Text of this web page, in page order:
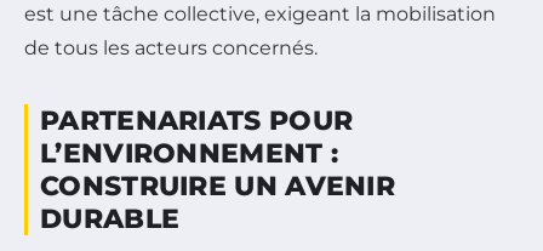
est une tâche collective, exigeant la mobilisation
de tous les acteurs concernés.
PARTENARIATS POUR
L’ENVIRONNEMENT :
CONSTRUIRE UN AVENIR
DURABLE